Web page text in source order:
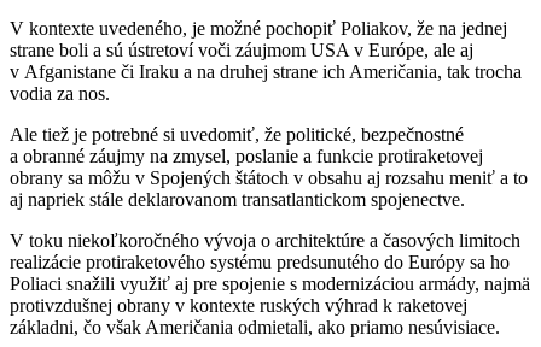
V kontexte uvedeného, je možné pochopiť Poliakov, že na jednej
strane boli a sú ústretoví voči záujmom USA v Európe, ale aj
v Afganistane či Iraku a na druhej strane ich Američania, tak trocha
vodia za nos.
Ale tiež je potrebné si uvedomiť, že politické, bezpečnostné
a obranné záujmy na zmysel, poslanie a funkcie protiraketovej
obrany sa môžu v Spojených štátoch v obsahu aj rozsahu meniť a to
aj napriek stále deklarovanom transatlantickom spojenectve.
V toku niekoľkoročného vývoja o architektúre a časových limitoch
realizácie protiraketového systému predsunutého do Európy sa ho
Poliaci snažili využiť aj pre spojenie s modernizáciou armády, najmä
protivzdušnej obrany v kontexte ruských výhrad k raketovej
základni, čo však Američania odmietali, ako priamo nesúvisiace.